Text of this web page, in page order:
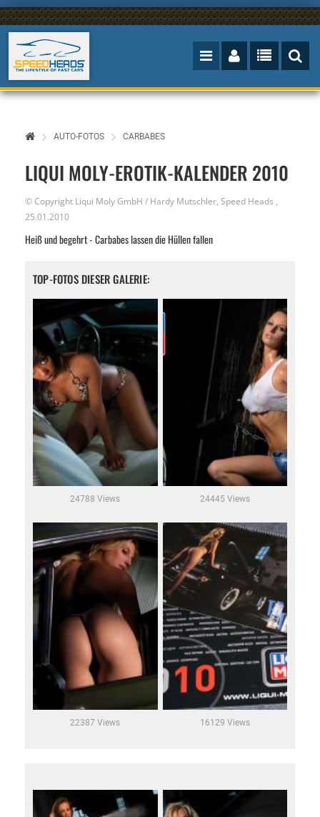
AUTO-FOTOS CARBABES
LIQUI MOLY-EROTIK-KALENDER 2010
© Copyright Liqui Moly GmbH / Hardy Mutschler, Speed Heads ,
25.01.2010
Heiß und begehrt - Carbabes lassen die Hüllen fallen
TOP-FOTOS DIESER GALERIE:
24788 Views 24445 Views
22387 Views 16129 Views